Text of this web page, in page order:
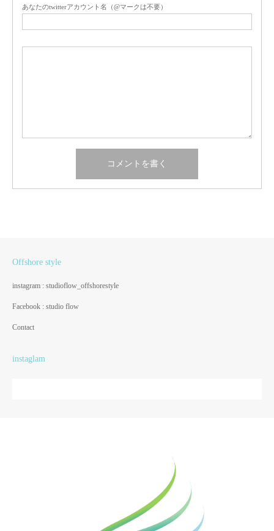
あなたのtwitterアカウント名（@マークは不要）
Offshore style
instagram : studioflow_offshorestyle
Facebook : studio flow
Contact
instaglam